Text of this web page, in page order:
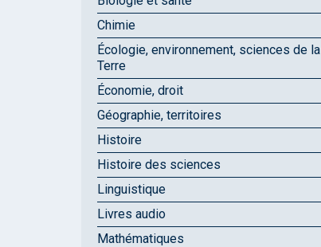
Chimie
Écologie, environnement, sciences de la
Terre
Économie, droit
Géographie, territoires
Histoire
Histoire des sciences
Linguistique
Livres audio
Mathématiques